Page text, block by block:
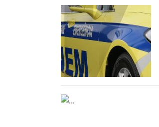
Imagem
Imagem